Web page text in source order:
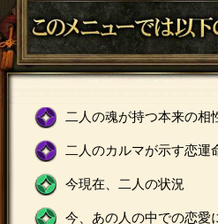
二人の魂が持つ本来の相
二人のカルマが示す恋運
今現在、二人の状況
今、あの人の中での恋愛